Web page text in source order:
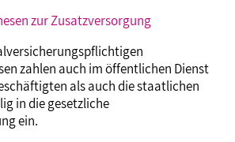
zur Zusatzversorgung
zahlen auch im öffentlichen Dienst
als auch die staatlichen
in die gesetzliche
ein.